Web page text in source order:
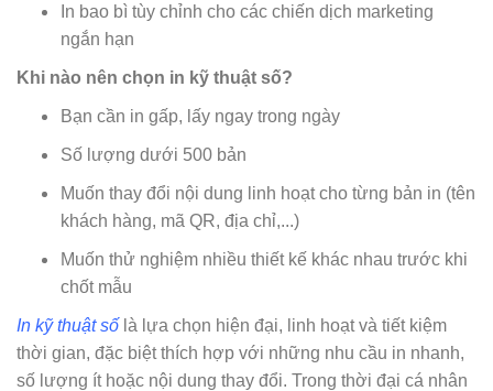
In bao bì tùy chỉnh cho các chiến dịch marketing
ngắn hạn
Khi nào nên chọn in kỹ thuật số?
Bạn cần in gấp, lấy ngay trong ngày
Số lượng dưới 500 bản
Muốn thay đổi nội dung linh hoạt cho từng bản in (tên
khách hàng, mã QR, địa chỉ,...)
Muốn thử nghiệm nhiều thiết kế khác nhau trước khi
chốt mẫu
In kỹ thuật số là lựa chọn hiện đại, linh hoạt và tiết kiệm
thời gian, đặc biệt thích hợp với những nhu cầu in nhanh,
số lượng ít hoặc nội dung thay đổi. Trong thời đại cá nhân